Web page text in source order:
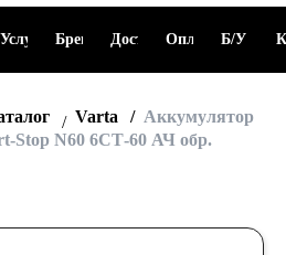
Услуги Бренды ДоставкаОплата Б/У
Varta
Аккумулятор
Stop N60 6СТ-60 АЧ обр.